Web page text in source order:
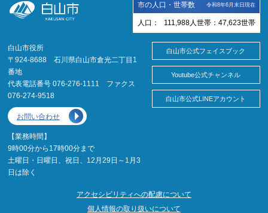
市の人口・世帯数 令和8年6月末日現在
人口： 111,988 人 世帯： 47,623世帯
白山市役所
〒924-8688 石川県白山市倉光二丁目1
番地
代表電話番号 076-276-1111 ファクス
076-274-9518
お問い合わせ
【業務時間】
9時00分から17時00分まで
土曜日・日曜日、祝日、12月29日～1月3
日は除く
白山市公式フェイスブック
Youtube公式チャンネル
白山市公式LINEアカウント
アクセシビリティへの配慮について
個人情報の取り扱いについて